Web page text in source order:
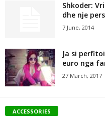
Shkoder:
dhe nje
7 June, 2014
Ja si
euro nga
27 March, 2017
ACCESSORIES